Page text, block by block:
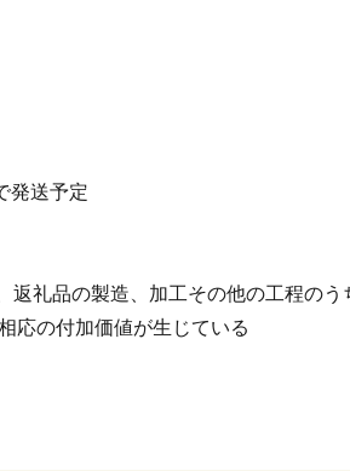
発送予定
返礼品の製造、加工その他の工程のう
応の付加価値が生じている